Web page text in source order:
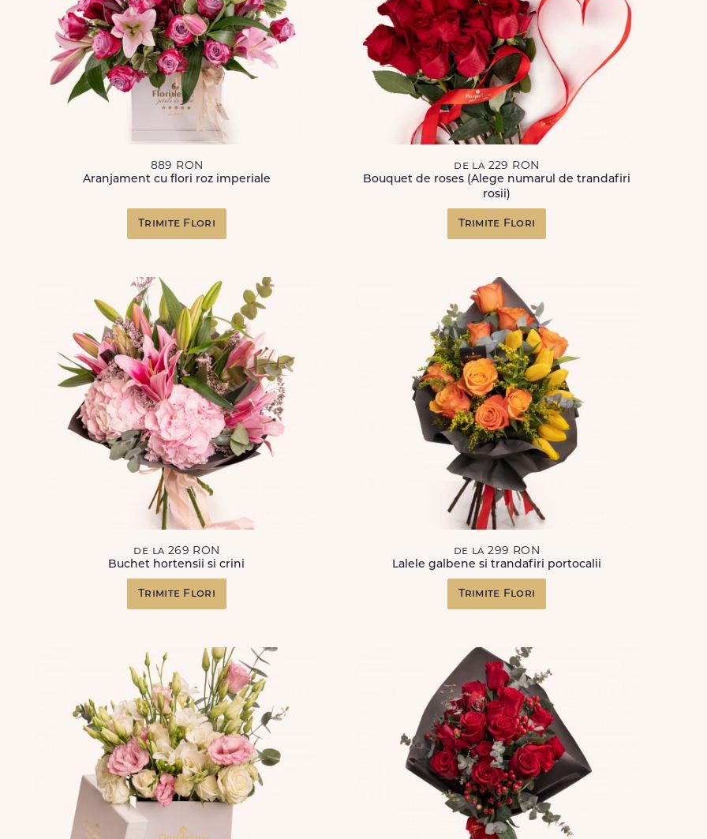
889 RON
Aranjament cu flori roz imperiale
Trimite Flori
de la 229 RON
Bouquet de roses (Alege numarul de trandafiri
rosii)
Trimite Flori
de la 269 RON
Buchet hortensii si crini
Trimite Flori
de la 299 RON
Lalele galbene si trandafiri portocalii
Trimite Flori